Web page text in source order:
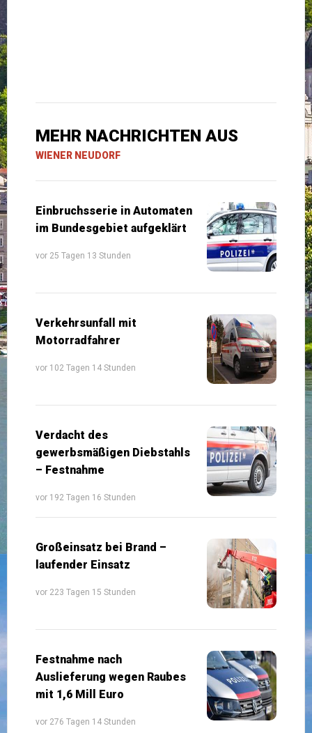
MEHR NACHRICHTEN AUS
WIENER NEUDORF
Einbruchsserie in Automaten
im Bundesgebiet aufgeklärt
vor 25 Tagen 13 Stunden
Verkehrsunfall mit
Motorradfahrer
vor 102 Tagen 14 Stunden
Verdacht des
gewerbsmäßigen Diebstahls
– Festnahme
vor 192 Tagen 16 Stunden
Großeinsatz bei Brand –
laufender Einsatz
vor 223 Tagen 15 Stunden
Festnahme nach
Auslieferung wegen Raubes
mit 1,6 Mill Euro
vor 276 Tagen 14 Stunden